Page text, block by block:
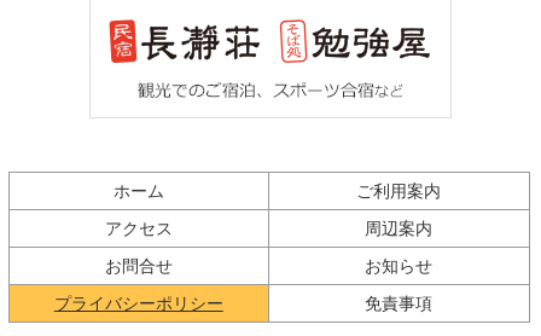
頭
る
ホーム
ご利用案内
アクセス
周辺案内
お問合せ
お知らせ
プライバシーポリシー現在のページ 免責事項